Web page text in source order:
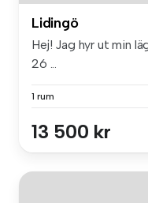
Lidingö
Hej! Jag hyr ut min
26 ...
1 rum
13 500 kr